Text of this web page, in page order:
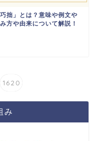
巧拙」とは？意味や例文や
方や由来について解説！
1620
み